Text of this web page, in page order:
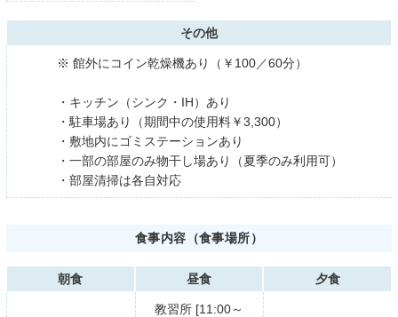
その他
※ 館外にコイン乾燥機あり（￥100／60分）
・キッチン（シンク・IH）あり
・駐車場あり（期間中の使用料￥3,300）
・敷地内にゴミステーションあり
・一部の部屋のみ物干し場あり（夏季のみ利用可）
・部屋清掃は各自対応
食事内容（食事場所）
朝食 昼食
教習所 [11:00～
夕食